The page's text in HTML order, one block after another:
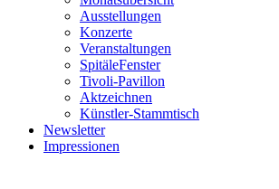
Ausstellungen
Konzerte
Veranstaltungen
SpitäleFenster
Tivoli-Pavillon
Aktzeichnen
Künstler-Stammtisch
Newsletter
Impressionen